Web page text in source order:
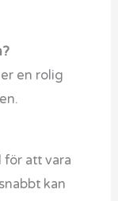
en rolig
för att vara
kan